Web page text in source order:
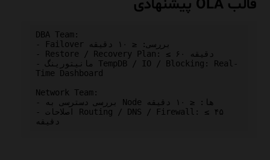
قالب OLA پیشنهادی
DBA Team:
- Failover بررسی: ≤ ۱۰ دقیقه
- Restore / Recovery Plan: ≤ ۶۰ دقیقه
- مانیتورینگ TempDB / IO / Blocking: Real-
Time Dashboard
Network Team:
- بررسی دسترسی به Node ها: ≤ ۱۰ دقیقه
- اصلاحات Routing / DNS / Firewall: ≤ ۴۵